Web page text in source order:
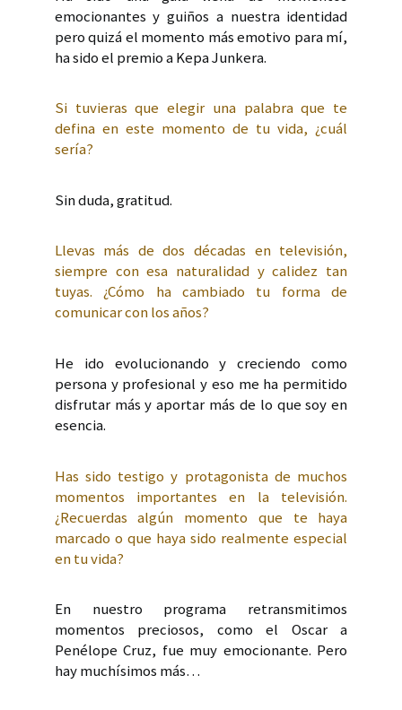
emocionantes y guiños a nuestra identidad
pero quizá el momento más emotivo para mí,
ha sido el premio a Kepa Junkera.
Si tuvieras que elegir una palabra que te
defina en este momento de tu vida, ¿cuál
sería?
Sin duda, gratitud.
Llevas más de dos décadas en televisión,
siempre con esa naturalidad y calidez tan
tuyas. ¿Cómo ha cambiado tu forma de
comunicar con los años?
He ido evolucionando y creciendo como
persona y profesional y eso me ha permitido
disfrutar más y aportar más de lo que soy en
esencia.
Has sido testigo y protagonista de muchos
momentos importantes en la televisión.
¿Recuerdas algún momento que te haya
marcado o que haya sido realmente especial
en tu vida?
En nuestro programa retransmitimos
momentos preciosos, como el Oscar a
Penélope Cruz, fue muy emocionante. Pero
hay muchísimos más…